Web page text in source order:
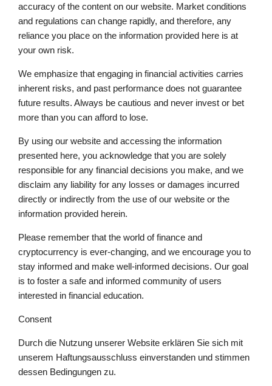
accuracy of the content on our website. Market conditions
and regulations can change rapidly, and therefore, any
reliance you place on the information provided here is at
your own risk.
We emphasize that engaging in financial activities carries
inherent risks, and past performance does not guarantee
future results. Always be cautious and never invest or bet
more than you can afford to lose.
By using our website and accessing the information
presented here, you acknowledge that you are solely
responsible for any financial decisions you make, and we
disclaim any liability for any losses or damages incurred
directly or indirectly from the use of our website or the
information provided herein.
Please remember that the world of finance and
cryptocurrency is ever-changing, and we encourage you to
stay informed and make well-informed decisions. Our goal
is to foster a safe and informed community of users
interested in financial education.
Consent
Durch die Nutzung unserer Website erklären Sie sich mit
unserem Haftungsausschluss einverstanden und stimmen
dessen Bedingungen zu.